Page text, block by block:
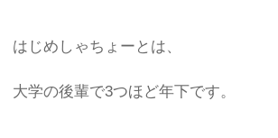
はじめしゃちょーとは、
大学の後輩で3つほど年下です。